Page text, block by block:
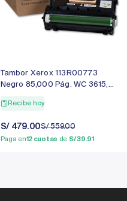
Tambor Xerox 113R00773
Negro 85,000 Pág. WC 3615,
Recibe hoy
Precio
de
venta
S/ 479.00
Precio
regular
S/ 559.00
Paga en12 cuotas de S/ 39.91